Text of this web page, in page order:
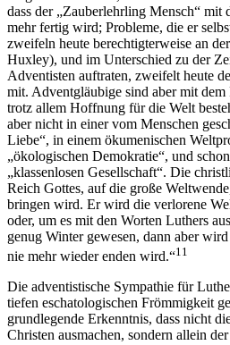
dass der „Zauberlehrling Mensch“ mit
mehr fertig wird; Probleme, die er
zweifeln heute berechtigterweise an der
Huxley), und im Unterschied zu der
Adventisten auftraten, zweifelt heute
mit. Adventgläubige sind aber mit dem
trotz allem Hoffnung für die Welt
aber nicht in einer vom Menschen
Liebe“, in einem ökumenischen
„ökologischen Demokratie“, und
„klassenlosen Gesellschaft“. Die
Reich Gottes, auf die große
bringen wird. Er wird die verlorene
oder, um es mit den Worten Luthers
genug Winter gewesen, dann aber
nie mehr wieder enden wird.“11
Die adventistische Sympathie für
tiefen eschatologischen Frömmigkeit
grundlegende Erkenntnis, dass nicht
Christen ausmachen, sondern allein